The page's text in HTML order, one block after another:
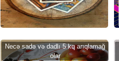
Necə sadə və dadlı 5 kq arıqlamağ
olar